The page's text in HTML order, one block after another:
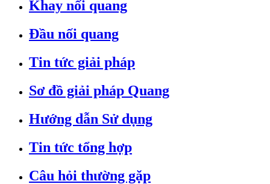
Khay nối quang
Đầu nối quang
Tin tức giải pháp
Sơ đồ giải pháp Quang
Hướng dẫn Sử dụng
Tin tức tổng hợp
Câu hỏi thường gặp